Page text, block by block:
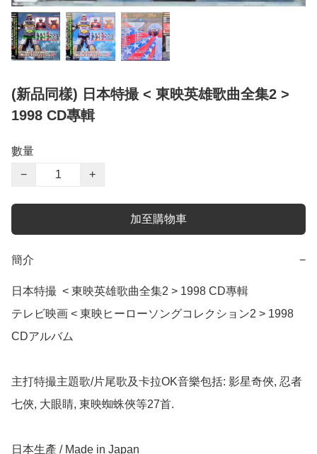
(新品同樣) 日本特撮 < 東映英雄歌曲全集2 >
1998 CD專輯
數量
−
+
加至購物車
簡介 −
日本特撮  < 東映英雄歌曲全集2 > 1998 CD專輯
テレビ映画 < 東映ヒーローソングコレクション2 > 1998
CDアルバム
主打特撮主題歌/片尾歌及卡拉OK音樂包括: 影星奇俠, 忍者
七俠, 大眼睛, 東映蜘蛛俠等27首.
日本生產 / Made in Japan